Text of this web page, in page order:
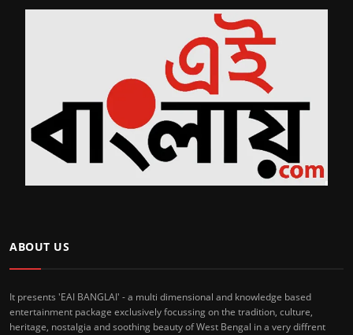
ABOUT US
It presents 'EAI BANGLAI' - a multi dimensional and knowledge based
entertainment package exclusively focussing on the tradition, culture,
heritage, nostalgia and soothing beauty of West Bengal in a very diffrent